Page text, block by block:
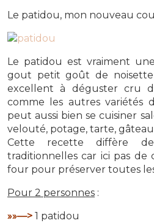
Le patidou, mon nouveau
Le patidou est vraiment
gout petit goût de
excellent à déguster cru
comme les autres variétés
peut aussi bien se cuisiner
velouté, potage, tarte,
Cette recette diffère
traditionnelles car ici pas de
four pour préserver toutes
Pour 2 personnes :
»»—> 1 patidou